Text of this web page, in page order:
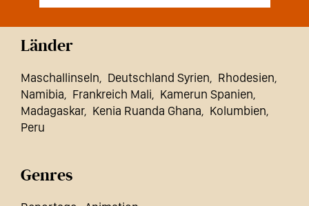
Länder
Maschallinseln Deutschland Syrien
Rhodesien
Namibia
Frankreich Mali
Kamerun Spanien
Madagaskar
Kenia Ruanda Ghana
Kolumbien
Peru
Genres